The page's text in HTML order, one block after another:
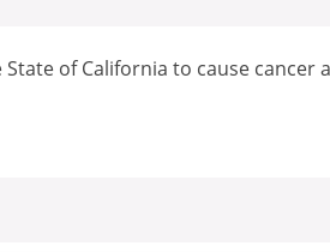
of California to cause